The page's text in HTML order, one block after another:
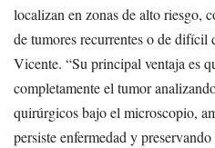
localizan en zonas de alto riesgo,
de tumores recurrentes o de
Vicente. “Su principal ventaja es
completamente el tumor
quirúrgicos bajo el microscopio,
persiste enfermedad y